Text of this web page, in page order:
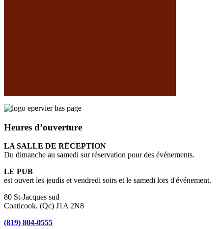
Heures d’ouverture
LA SALLE DE RÉCEPTION
Du dimanche au samedi sur réservation pour des événements.
LE PUB
est ouvert les jeudis et vendredi soirs et le samedi lors d'événement.
80 St-Jacques sud
Coaticook, (Qc) J1A 2N8
(819) 804-0555